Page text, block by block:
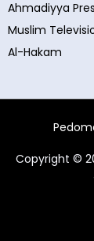
Ahmadiyya
Muslim
Al-Hakam
Copyright ©